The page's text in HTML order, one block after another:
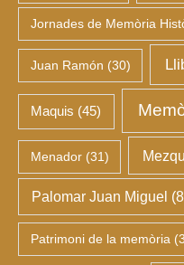
Jornades de Memòria
Juan Ramón (30)
Maquis (45)
Menador(31)
Palomar Juan Miguel
Patrimoni de la memòria